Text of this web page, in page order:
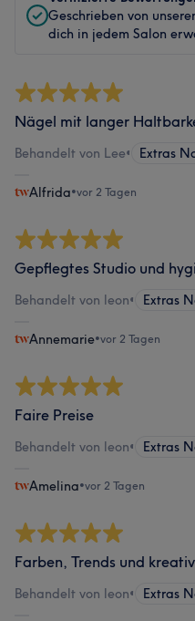
Geschrieben von
dich in jedem Salon
Nägel mit langer
Behandelt von Lee• Extras
Alfrida•vor 2 Tagen
Gepflegtes Studio und
Behandelt von leon• Extras
Annemarie•vor 2 Tagen
Faire Preise
Behandelt von leon• Extras
Amelina•vor 2 Tagen
Farben, Trends und
Behandelt von leon• Extras